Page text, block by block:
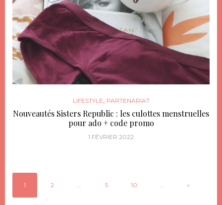
LIFESTYLE, PARTENARIAT
Nouveautés Sisters Republic : les culottes menstruelles
pour ado + code promo
1 FÉVRIER 2022
1 2 … 5 10 … »